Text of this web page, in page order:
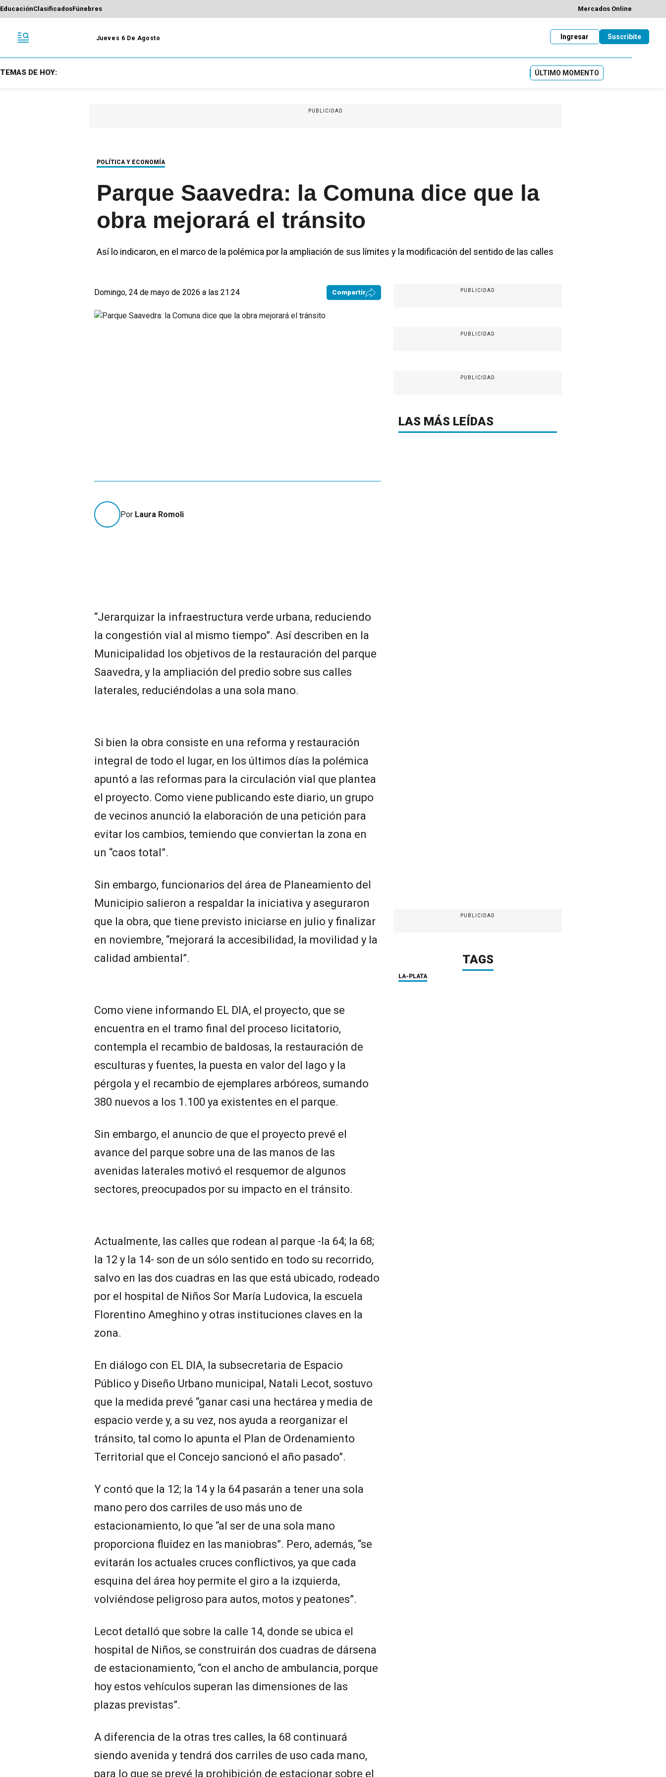
EducaciónClasificadosFúnebres Mercados Online
Jueves 6 De Agosto Suscribite
Ingresar
TEMAS DE HOY: ÚLTIMO MOMENTO
PUBLICIDAD
POLÍTICA Y ECONOMÍA
Parque Saavedra: la Comuna dice que la
obra mejorará el tránsito
Así lo indicaron, en el marco de la polémica por la ampliación de sus límites y la modificación del sentido de las calles
Domingo, 24 de mayo de 2026 a las 21:24 Compartir
Por Laura Romoli
“Jerarquizar la infraestructura verde urbana, reduciendo
la congestión vial al mismo tiempo”. Así describen en la
Municipalidad los objetivos de la restauración del parque
Saavedra, y la ampliación del predio sobre sus calles
laterales, reduciéndolas a una sola mano.
Si bien la obra consiste en una reforma y restauración
integral de todo el lugar, en los últimos días la polémica
apuntó a las reformas para la circulación vial que plantea
el proyecto. Como viene publicando este diario, un grupo
de vecinos anunció la elaboración de una petición para
evitar los cambios, temiendo que conviertan la zona en
un “caos total”.
Sin embargo, funcionarios del área de Planeamiento del
Municipio salieron a respaldar la iniciativa y aseguraron
que la obra, que tiene previsto iniciarse en julio y finalizar
en noviembre, “mejorará la accesibilidad, la movilidad y la
calidad ambiental”.
Como viene informando EL DIA, el proyecto, que se
encuentra en el tramo final del proceso licitatorio,
contempla el recambio de baldosas, la restauración de
esculturas y fuentes, la puesta en valor del lago y la
pérgola y el recambio de ejemplares arbóreos, sumando
380 nuevos a los 1.100 ya existentes en el parque.
Sin embargo, el anuncio de que el proyecto prevé el
avance del parque sobre una de las manos de las
avenidas laterales motivó el resquemor de algunos
sectores, preocupados por su impacto en el tránsito.
Actualmente, las calles que rodean al parque -la 64; la 68;
la 12 y la 14- son de un sólo sentido en todo su recorrido,
salvo en las dos cuadras en las que está ubicado, rodeado
por el hospital de Niños Sor María Ludovica, la escuela
Florentino Ameghino y otras instituciones claves en la
zona.
En diálogo con EL DIA, la subsecretaria de Espacio
Público y Diseño Urbano municipal, Natali Lecot, sostuvo
que la medida prevé “ganar casi una hectárea y media de
espacio verde y, a su vez, nos ayuda a reorganizar el
tránsito, tal como lo apunta el Plan de Ordenamiento
Territorial que el Concejo sancionó el año pasado”.
Y contó que la 12; la 14 y la 64 pasarán a tener una sola
mano pero dos carriles de uso más uno de
estacionamiento, lo que “al ser de una sola mano
proporciona fluidez en las maniobras”. Pero, además, “se
evitarán los actuales cruces conflictivos, ya que cada
esquina del área hoy permite el giro a la izquierda,
volviéndose peligroso para autos, motos y peatones”.
Lecot detalló que sobre la calle 14, donde se ubica el
hospital de Niños, se construirán dos cuadras de dársena
de estacionamiento, “con el ancho de ambulancia, porque
hoy estos vehículos superan las dimensiones de las
plazas previstas”.
A diferencia de la otras tres calles, la 68 continuará
siendo avenida y tendrá dos carriles de uso cada mano,
para lo que se prevé la prohibición de estacionar sobre el
PUBLICIDAD
PUBLICIDAD
PUBLICIDAD
LAS MÁS LEÍDAS
PUBLICIDAD
TAGS
LA-PLATA